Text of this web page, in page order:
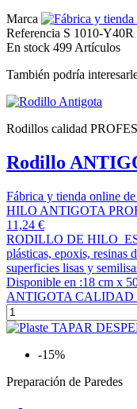
Marca
Referencia S 1010-Y40R
En stock 499 Artículos
También podría
Rodillos calidad
Rodillo
Fábrica y tienda online
HILO ANTIGOTA
11,24 €
RODILLO DE HILO
plásticas, epoxis, resinas
superficies lisas y
Disponible en :18 cm x
ANTIGOTA CALIDAD
-15%
Preparación de Paredes